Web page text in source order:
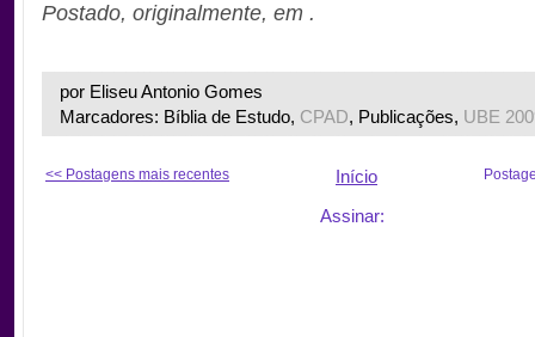
Postado, originalmente, em .
por Eliseu Antonio Gomes
Marcadores: Bíblia de Estudo, CPAD, Publicações, UBE
<< Postagens mais recentes
Início
Assinar: